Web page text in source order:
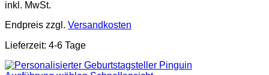
inkl. MwSt.
Endpreis zzgl. Versandkosten
Lieferzeit: 4-6 Tage